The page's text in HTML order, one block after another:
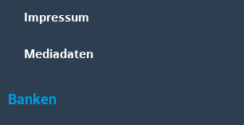
Impressum
Mediadaten
Banken